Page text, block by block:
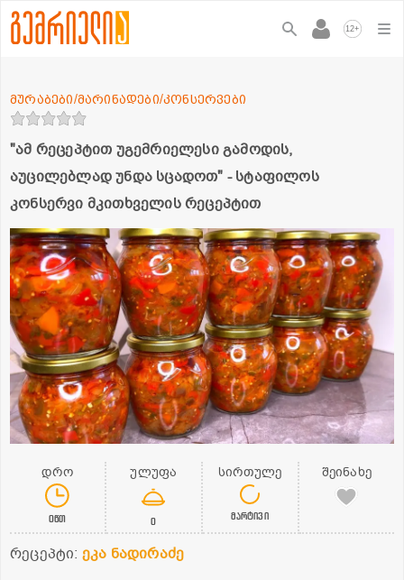
12+
"ამ რეცეპტით უგემრიელესი გამოდის,
აუცილებლად უნდა სცადოთ" - სტაფილოს
კონსერვი მკითხველის რეცეპტით
მურაბები/მარინადები/კონსერვები
დრო
0წთ
ულუფა
0
სირთულე
მარტივი
შეინახე
რეცეპტი: ეკა ნადირაძე